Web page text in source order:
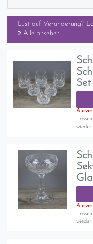
Lust auf Veränderung?
Alle ansehen
Set
wieder
wieder